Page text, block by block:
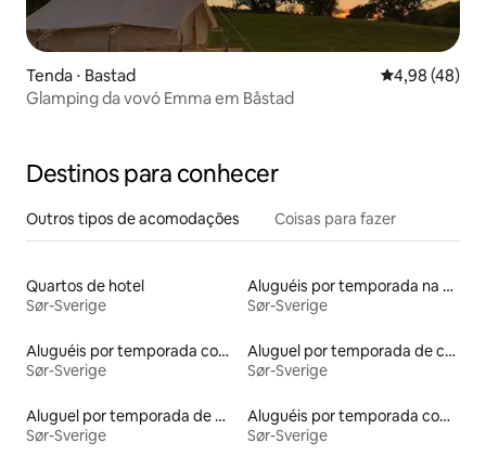
Tenda ⋅ Bastad 4,98 de uma
4,98 (48)
Glamping da vovó Emma em Båstad
Destinos para conhecer
Outros tipos de acomodações Coisas para fazer
Quartos de hotel
Sør-Sverige
Aluguéis por temporada na orla
Sør-Sverige
Aluguéis por temporada com cama de altura acessível
Sør-Sverige
Aluguel por temporada de casas de veraneio
Sør-Sverige
Aluguel por temporada de microcasas
Sør-Sverige
Aluguéis por temporada com caiaque
Sør-Sverige